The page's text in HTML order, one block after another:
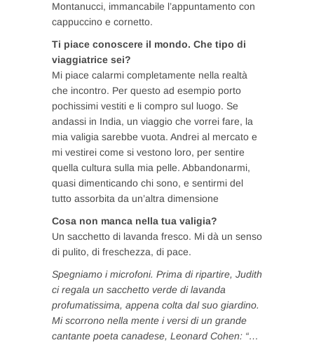
Montanucci, immancabile l’appuntamento con
cappuccino e cornetto.
Ti piace conoscere il mondo. Che tipo di
viaggiatrice sei?
Mi piace calarmi completamente nella realtà
che incontro. Per questo ad esempio porto
pochissimi vestiti e li compro sul luogo. Se
andassi in India, un viaggio che vorrei fare, la
mia valigia sarebbe vuota. Andrei al mercato e
mi vestirei come si vestono loro, per sentire
quella cultura sulla mia pelle. Abbandonarmi,
quasi dimenticando chi sono, e sentirmi del
tutto assorbita da un’altra dimensione
Cosa non manca nella tua valigia?
Un sacchetto di lavanda fresco. Mi dà un senso
di pulito, di freschezza, di pace.
Spegniamo i microfoni. Prima di ripartire, Judith
ci regala un sacchetto verde di lavanda
profumatissima, appena colta dal suo giardino.
Mi scorrono nella mente i versi di un grande
cantante poeta canadese, Leonard Cohen: “…